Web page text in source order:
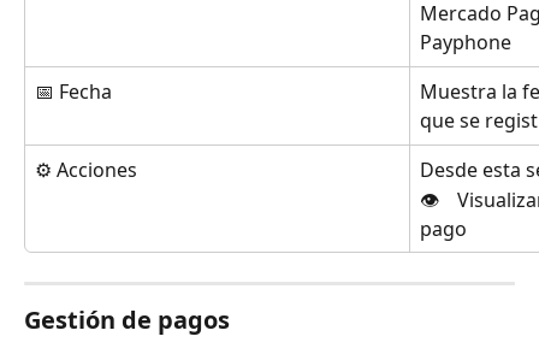
Mercado
Payphone
📅 Fecha
Muestra la
que se
⚙️ Acciones
Desde esta
👁️
pago
Gestión de pagos